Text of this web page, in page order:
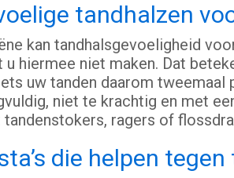
tandhalzen
kan tandhalsgevoeligheid
hiermee niet maken. Dat
uw tanden daarom
niet te krachtig en met
ragers of
die helpen